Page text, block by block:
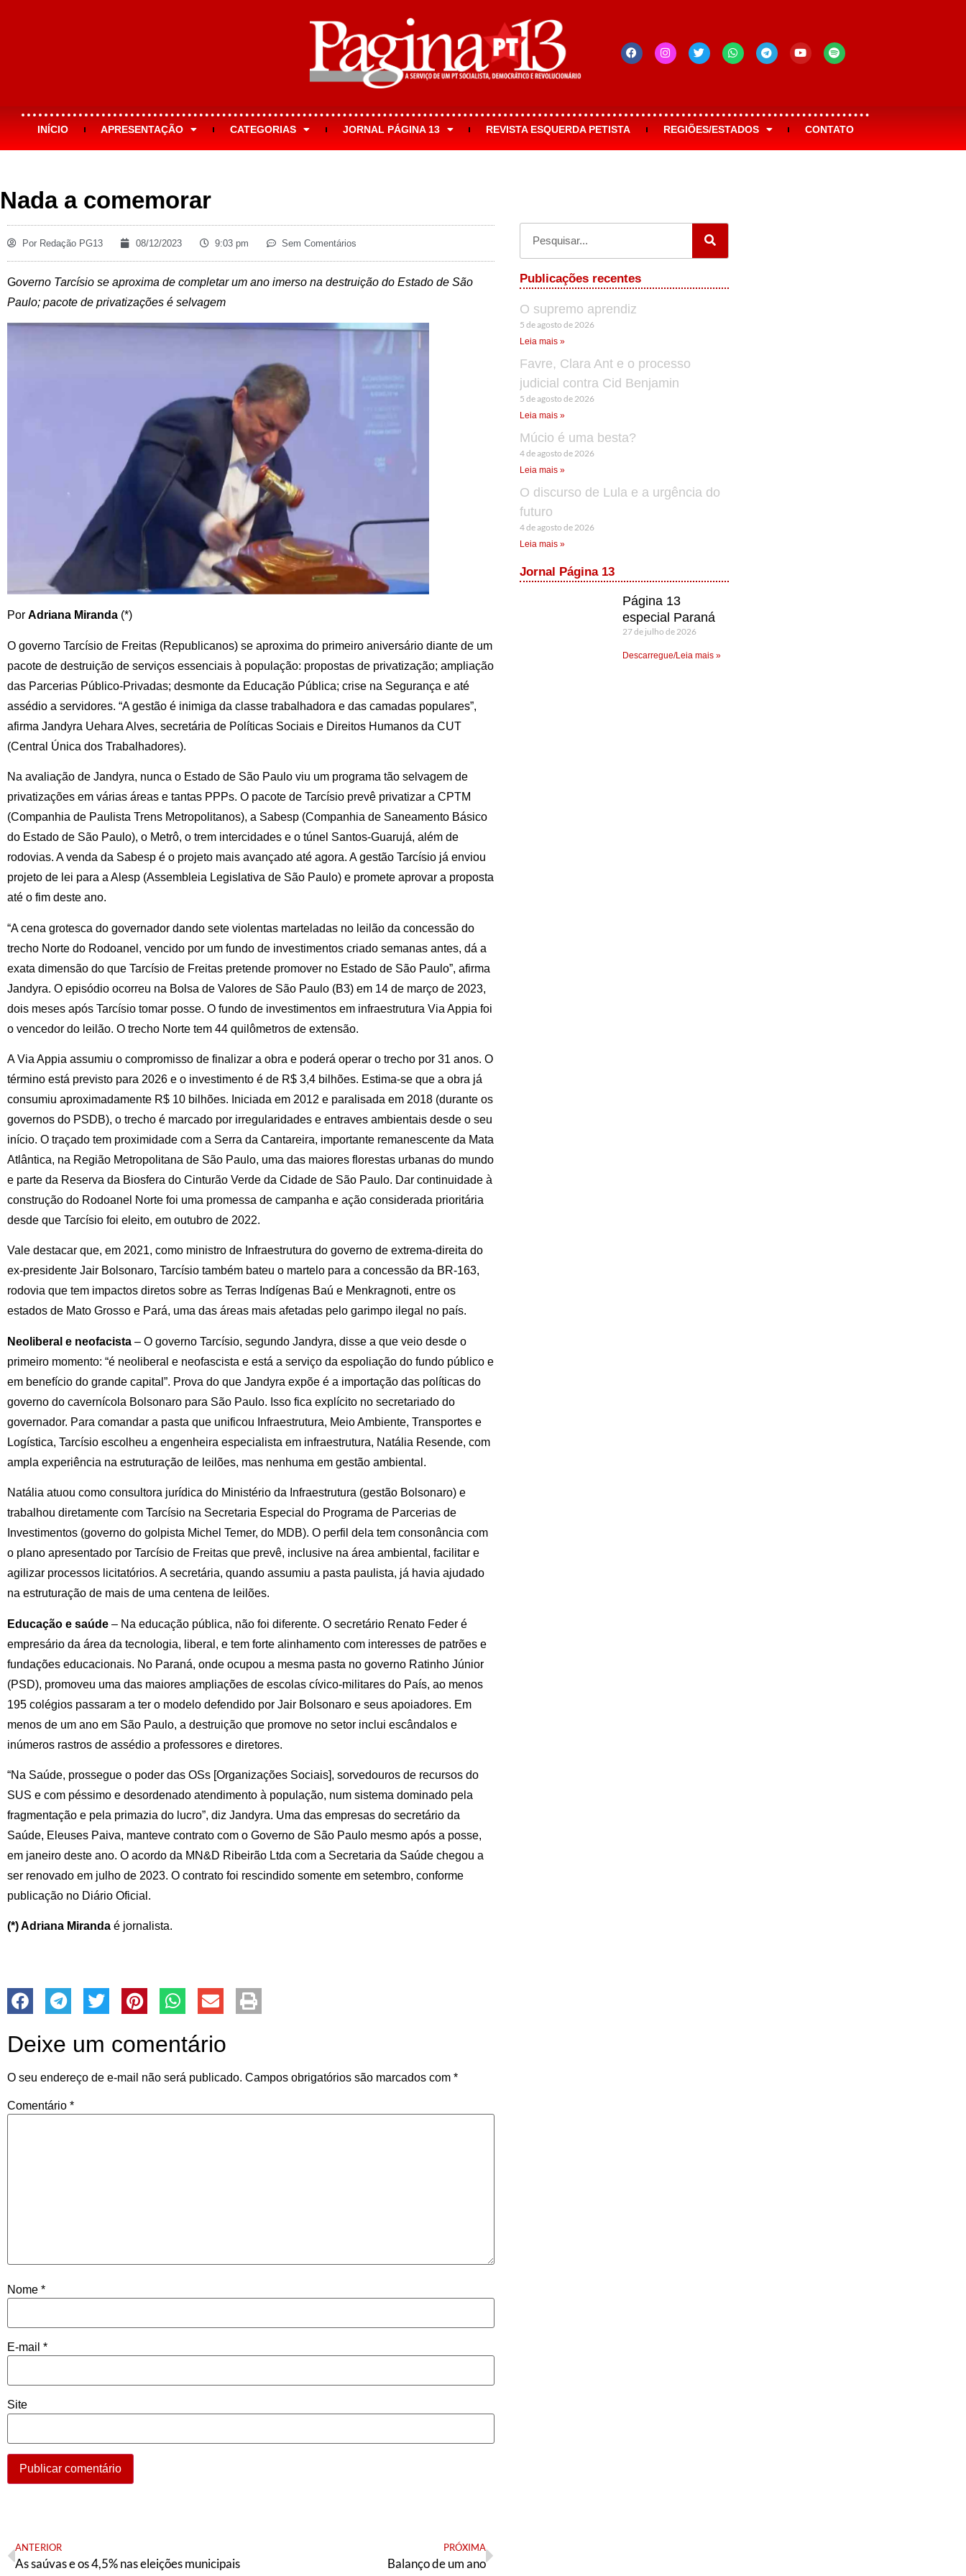
INÍCIO APRESENTAÇÃO CATEGORIAS JORNAL PÁGINA 13 REVISTA ESQUERDA PETISTA REGIÕES/ESTADOS CONTATO
Nada a comemorar
Por Redação PG13 08/12/2023 9:03 pm Sem Comentários
Governo Tarcísio se aproxima de completar um ano imerso na destruição do Estado de São
Paulo; pacote de privatizações é selvagem
Por Adriana Miranda (*)
O governo Tarcísio de Freitas (Republicanos) se aproxima do primeiro aniversário diante de um
pacote de destruição de serviços essenciais à população: propostas de privatização; ampliação
das Parcerias Público-Privadas; desmonte da Educação Pública; crise na Segurança e até
assédio a servidores. “A gestão é inimiga da classe trabalhadora e das camadas populares”,
afirma Jandyra Uehara Alves, secretária de Políticas Sociais e Direitos Humanos da CUT
(Central Única dos Trabalhadores).
Na avaliação de Jandyra, nunca o Estado de São Paulo viu um programa tão selvagem de
privatizações em várias áreas e tantas PPPs. O pacote de Tarcísio prevê privatizar a CPTM
(Companhia de Paulista Trens Metropolitanos), a Sabesp (Companhia de Saneamento Básico
do Estado de São Paulo), o Metrô, o trem intercidades e o túnel Santos-Guarujá, além de
rodovias. A venda da Sabesp é o projeto mais avançado até agora. A gestão Tarcísio já enviou
projeto de lei para a Alesp (Assembleia Legislativa de São Paulo) e promete aprovar a proposta
até o fim deste ano.
“A cena grotesca do governador dando sete violentas marteladas no leilão da concessão do
trecho Norte do Rodoanel, vencido por um fundo de investimentos criado semanas antes, dá a
exata dimensão do que Tarcísio de Freitas pretende promover no Estado de São Paulo”, afirma
Jandyra. O episódio ocorreu na Bolsa de Valores de São Paulo (B3) em 14 de março de 2023,
dois meses após Tarcísio tomar posse. O fundo de investimentos em infraestrutura Via Appia foi
o vencedor do leilão. O trecho Norte tem 44 quilômetros de extensão.
A Via Appia assumiu o compromisso de finalizar a obra e poderá operar o trecho por 31 anos. O
término está previsto para 2026 e o investimento é de R$ 3,4 bilhões. Estima-se que a obra já
consumiu aproximadamente R$ 10 bilhões. Iniciada em 2012 e paralisada em 2018 (durante os
governos do PSDB), o trecho é marcado por irregularidades e entraves ambientais desde o seu
início. O traçado tem proximidade com a Serra da Cantareira, importante remanescente da Mata
Atlântica, na Região Metropolitana de São Paulo, uma das maiores florestas urbanas do mundo
e parte da Reserva da Biosfera do Cinturão Verde da Cidade de São Paulo. Dar continuidade à
construção do Rodoanel Norte foi uma promessa de campanha e ação considerada prioritária
desde que Tarcísio foi eleito, em outubro de 2022.
Vale destacar que, em 2021, como ministro de Infraestrutura do governo de extrema-direita do
ex-presidente Jair Bolsonaro, Tarcísio também bateu o martelo para a concessão da BR-163,
rodovia que tem impactos diretos sobre as Terras Indígenas Baú e Menkragnoti, entre os
estados de Mato Grosso e Pará, uma das áreas mais afetadas pelo garimpo ilegal no país.
Neoliberal e neofacista – O governo Tarcísio, segundo Jandyra, disse a que veio desde o
primeiro momento: “é neoliberal e neofascista e está a serviço da espoliação do fundo público e
em benefício do grande capital”. Prova do que Jandyra expõe é a importação das políticas do
governo do cavernícola Bolsonaro para São Paulo. Isso fica explícito no secretariado do
governador. Para comandar a pasta que unificou Infraestrutura, Meio Ambiente, Transportes e
Logística, Tarcísio escolheu a engenheira especialista em infraestrutura, Natália Resende, com
ampla experiência na estruturação de leilões, mas nenhuma em gestão ambiental.
Natália atuou como consultora jurídica do Ministério da Infraestrutura (gestão Bolsonaro) e
trabalhou diretamente com Tarcísio na Secretaria Especial do Programa de Parcerias de
Investimentos (governo do golpista Michel Temer, do MDB). O perfil dela tem consonância com
o plano apresentado por Tarcísio de Freitas que prevê, inclusive na área ambiental, facilitar e
agilizar processos licitatórios. A secretária, quando assumiu a pasta paulista, já havia ajudado
na estruturação de mais de uma centena de leilões.
Educação e saúde – Na educação pública, não foi diferente. O secretário Renato Feder é
empresário da área da tecnologia, liberal, e tem forte alinhamento com interesses de patrões e
fundações educacionais. No Paraná, onde ocupou a mesma pasta no governo Ratinho Júnior
(PSD), promoveu uma das maiores ampliações de escolas cívico-militares do País, ao menos
195 colégios passaram a ter o modelo defendido por Jair Bolsonaro e seus apoiadores. Em
menos de um ano em São Paulo, a destruição que promove no setor inclui escândalos e
inúmeros rastros de assédio a professores e diretores.
“Na Saúde, prossegue o poder das OSs [Organizações Sociais], sorvedouros de recursos do
SUS e com péssimo e desordenado atendimento à população, num sistema dominado pela
fragmentação e pela primazia do lucro”, diz Jandyra. Uma das empresas do secretário da
Saúde, Eleuses Paiva, manteve contrato com o Governo de São Paulo mesmo após a posse,
em janeiro deste ano. O acordo da MN&D Ribeirão Ltda com a Secretaria da Saúde chegou a
ser renovado em julho de 2023. O contrato foi rescindido somente em setembro, conforme
publicação no Diário Oficial.
(*) Adriana Miranda é jornalista.
Deixe um comentário
O seu endereço de e-mail não será publicado. Campos obrigatórios são marcados com *
Comentário *
Nome *
E-mail *
Site
ANTERIOR
As saúvas e os 4,5% nas eleições municipais
PRÓXIMA
Balanço de um ano
Publicações recentes
O supremo aprendiz
5 de agosto de 2026
Leia mais »
Favre, Clara Ant e o processo
judicial contra Cid Benjamin
5 de agosto de 2026
Leia mais »
Múcio é uma besta?
4 de agosto de 2026
Leia mais »
O discurso de Lula e a urgência do
futuro
4 de agosto de 2026
Leia mais »
Jornal Página 13
Página 13
especial Paraná
27 de julho de 2026
Descarregue/Leia mais »